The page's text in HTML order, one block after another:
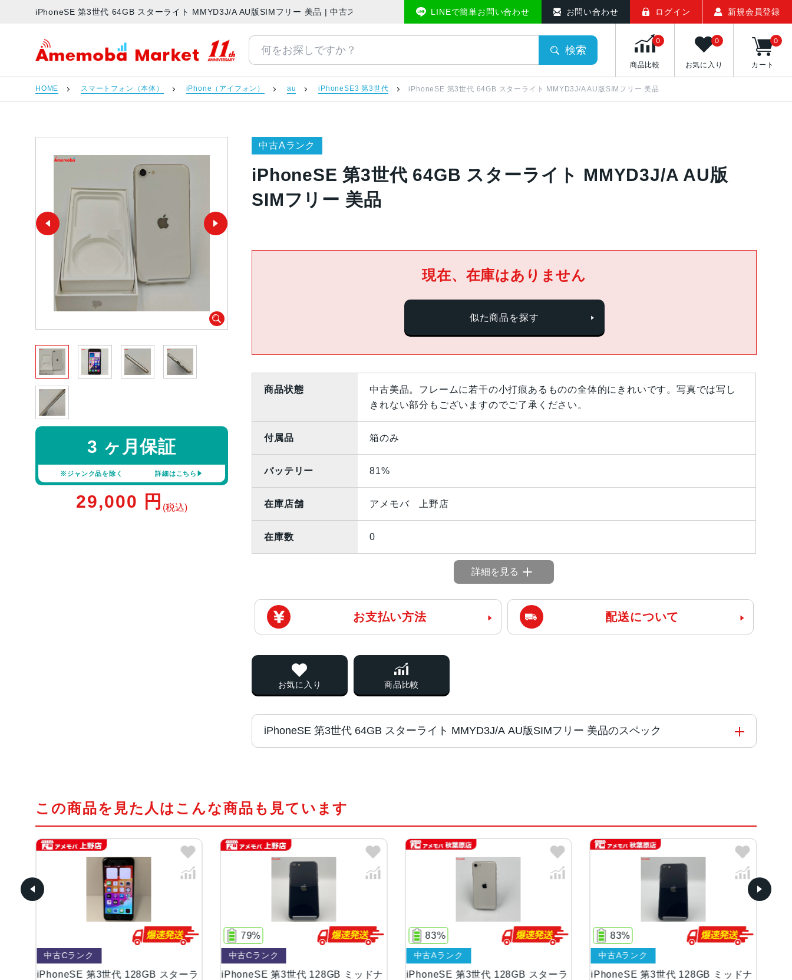
iPhoneSE 第3世代 64GB スターライト MMYD3J/A AU版SIMフリー 美品 | 中古スマホ販売のアメモバマーケットLINEで簡単お問い合わせ お問い合わせ ログイン 新規会員登録
アメモバマーケット
検索
商品比較
0
お気に入り
0
カート
0
HOME スマートフォン（本体） iPhone（アイフォン） au iPhoneSE3 第3世代 iPhoneSE 第3世代 64GB スターライト MMYD3J/A AU版SIMフリー 美品
中古Aランク
iPhoneSE 第3世代 64GB スターライト MMYD3J/A AU版
SIMフリー 美品
3 ヶ月保証
※ジャンク品を除く 詳細はこちら
29,000 円 (税込)
現在、在庫はありません
似た商品を探す
商品状態
中古美品。フレームに若干の小打痕あるものの全体的にきれいです。写真では写し
きれない部分もございますのでご了承ください。
付属品 箱のみ
バッテリー 81%
在庫店舗 アメモバ 上野店
在庫数 0
詳細を見る
お支払い方法 配送について
お気に入り 商品比較
iPhoneSE 第3世代 64GB スターライト MMYD3J/A AU版SIMフリー 美品のスペック
カラー RED、スターライト、ミッドナイト
容量 64GB、128GB、256GB
サイズ・重さ 138.4×67.3×7.3mm ・144g
液晶
防沫性能、耐水性
能、防塵性能
IEC規格60529にもとづくIP67等級（最大水深1メートルで最大30分間）
この商品を見た人はこんな商品も見ています
第3世代 128GB スターラ
iPhoneSE 第3世代 128GB ミッドナ
79%
iPhoneSE 第3世代 128GB スターラ
83%
iPhoneSE 第3世代 128GB ミッドナ
83%
iPhoneSE 第3世代
85%